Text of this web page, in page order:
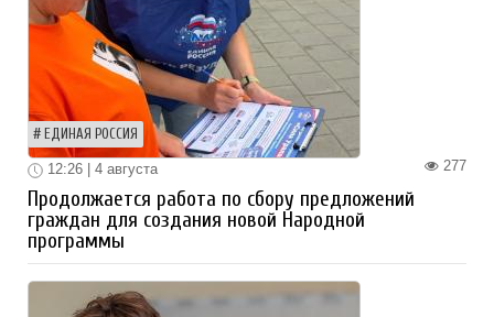
ЕДИНАЯ РОССИЯ
277
12:26 | 4 августа
Продолжается работа по сбору предложений
граждан для создания новой Народной
программы